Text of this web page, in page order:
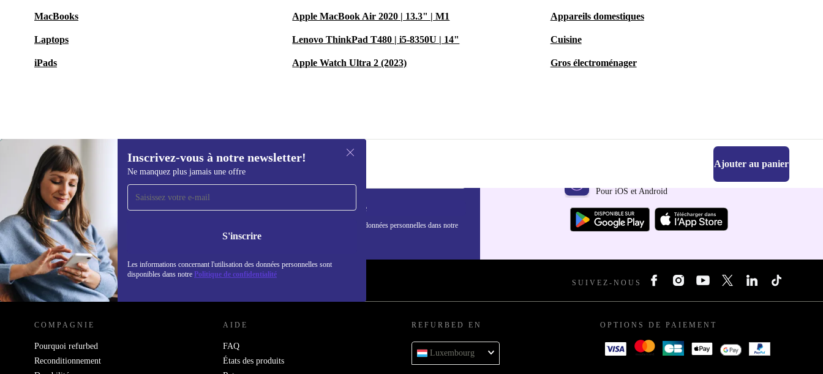
MacBooks
Laptops
iPads
Apple MacBook Air 2020 | 13.3" | M1
Lenovo ThinkPad T480 | i5-8350U | 14"
Apple Watch Ultra 2 (2023)
Appareils domestiques
Cuisine
Gros électroménager
39,00 €79,00 € Ajouter au panier
Inscrivez-vous à notre newsletter!
Ne manquez plus jamais une offre
S'inscrire
Les informations concernant l'utilisation des données personnelles sont
disponibles dans notre Politique de confidentialité
Recevoir offres et infos de
refurbed par mail
Ne manquez plus aucune offre.
S'inscrire
Retrouvez les informations sur l'utilisation des données personnelles dans notre
politique de confidentialité
Téléchargez l'application refurbed
Pour iOS et Android
REFURBED LUXEMBOURG - RETHINK NEW. SUIVEZ-NOUS
COMPAGNIE
Pourquoi refurbed
Reconditionnement
AIDE
FAQ
États des produits
REFURBED EN
Luxembourg
OPTIONS DE PAIEMENT